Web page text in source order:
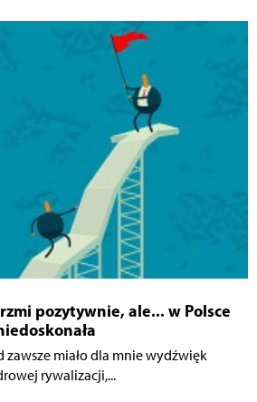
pozytywnie, ale... w Polsce
zawsze miało dla mnie wydźwięk
rywalizacji,...